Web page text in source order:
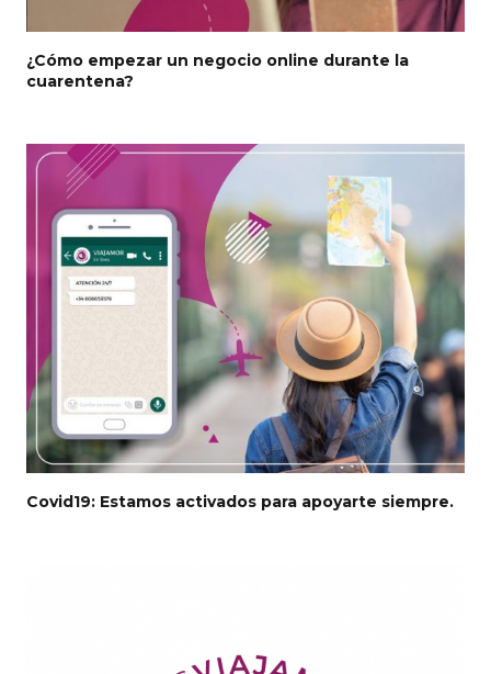
¿Cómo empezar un negocio online durante la
cuarentena?
Covid19: Estamos activados para apoyarte siempre.